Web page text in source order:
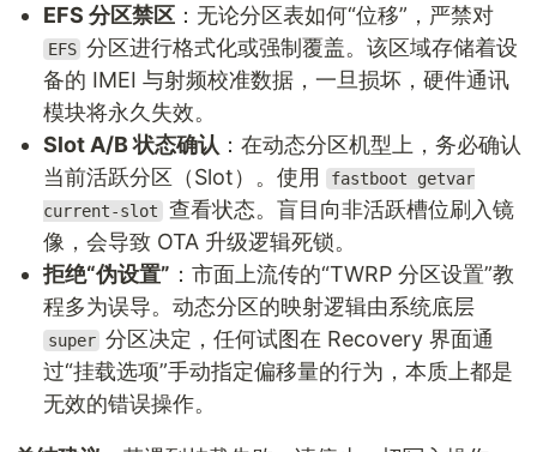
EFS 分区禁区 ：无论分区表如何“位移”，严禁对
EFS 分区进行格式化或强制覆盖。该区域存储着设
备的 IMEI 与射频校准数据，一旦损坏，硬件通讯
模块将永久失效。
Slot A/B 状态确认 ：在动态分区机型上，务必确认
当前活跃分区（Slot）。使用
fastboot getvar
current-slot 查看状态。盲目向非活跃槽位刷入镜
像，会导致 OTA 升级逻辑死锁。
拒绝“伪设置” ：市面上流传的“TWRP 分区设置”教
程多为误导。动态分区的映射逻辑由系统底层
super 分区决定，任何试图在 Recovery 界面通
过“挂载选项”手动指定偏移量的行为，本质上都是
无效的错误操作。